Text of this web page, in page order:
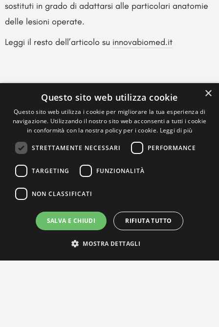
sostituti in grado di adattarsi alle particolari anatomie
delle lesioni operate.
Leggi il resto dell’articolo su innovabiomed.it
×
Questo sito web utilizza cookie
Questo sito web utilizza i cookie per migliorare la tua esperienza di
navigazione. Utilizzando il nostro sito web acconsenti a tutti i cookie
in conformità con la nostra policy per i cookie. Leggi di più
STRETTAMENTE NECESSARI PERFORMANCE
TARGETING FUNZIONALITÀ
NON CLASSIFICATI
SALVA E CHIUDI RIFIUTA TUTTO
MOSTRA DETTAGLI